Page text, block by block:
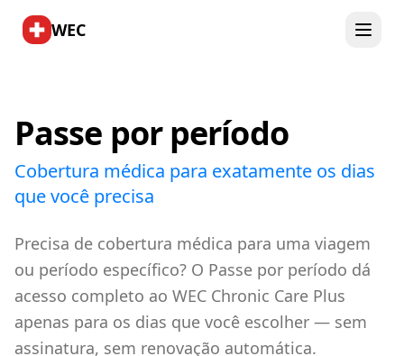
WEC
Passe por período
Cobertura médica para exatamente os dias
que você precisa
Precisa de cobertura médica para uma viagem
ou período específico? O Passe por período dá
acesso completo ao WEC Chronic Care Plus
apenas para os dias que você escolher — sem
assinatura, sem renovação automática.